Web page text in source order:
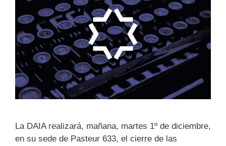
La DAIA realizará, mañana, martes 1º de diciembre,
en su sede de Pasteur 633, el cierre de las